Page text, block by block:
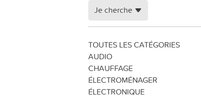
Je cherche
TOUTES LES CATÉGORIES
AUDIO
CHAUFFAGE
ÉLECTROMÉNAGER
ÉLECTRONIQUE